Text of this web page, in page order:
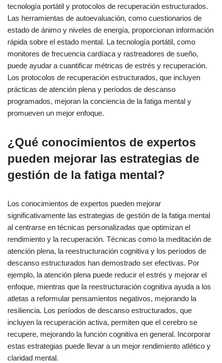
tecnología portátil y protocolos de recuperación estructurados.
Las herramientas de autoevaluación, como cuestionarios de
estado de ánimo y niveles de energía, proporcionan información
rápida sobre el estado mental. La tecnología portátil, como
monitores de frecuencia cardíaca y rastreadores de sueño,
puede ayudar a cuantificar métricas de estrés y recuperación.
Los protocolos de recuperación estructurados, que incluyen
prácticas de atención plena y períodos de descanso
programados, mejoran la conciencia de la fatiga mental y
promueven un mejor enfoque.
¿Qué conocimientos de expertos
pueden mejorar las estrategias de
gestión de la fatiga mental?
Los conocimientos de expertos pueden mejorar
significativamente las estrategias de gestión de la fatiga mental
al centrarse en técnicas personalizadas que optimizan el
rendimiento y la recuperación. Técnicas como la meditación de
atención plena, la reestructuración cognitiva y los períodos de
descanso estructurados han demostrado ser efectivas. Por
ejemplo, la atención plena puede reducir el estrés y mejorar el
enfoque, mientras que la reestructuración cognitiva ayuda a los
atletas a reformular pensamientos negativos, mejorando la
resiliencia. Los períodos de descanso estructurados, que
incluyen la recuperación activa, permiten que el cerebro se
recupere, mejorando la función cognitiva en general. Incorporar
estas estrategias puede llevar a un mejor rendimiento atlético y
claridad mental.